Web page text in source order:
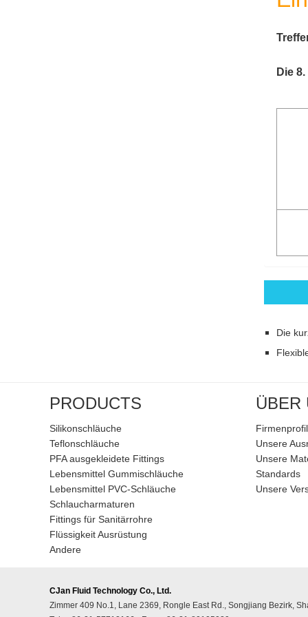
Die
Die
PRODUCTS
Silikonschläuche
Teflonschläuche
PFA ausgekleidete Fittings
Lebensmittel Gummischläuche
Lebensmittel PVC-Schläuche
Schlaucharmaturen
Fittings für Sanitärrohre
Flüssigkeit Ausrüstung
Andere
ÜBER
Firmenprofil
Unsere
Unsere
Standards
Unsere
CJan Fluid Technology Co., Ltd.
Zimmer 409 No.1, Lane 2369, Rongle East Rd., Songjiang Bezirk,